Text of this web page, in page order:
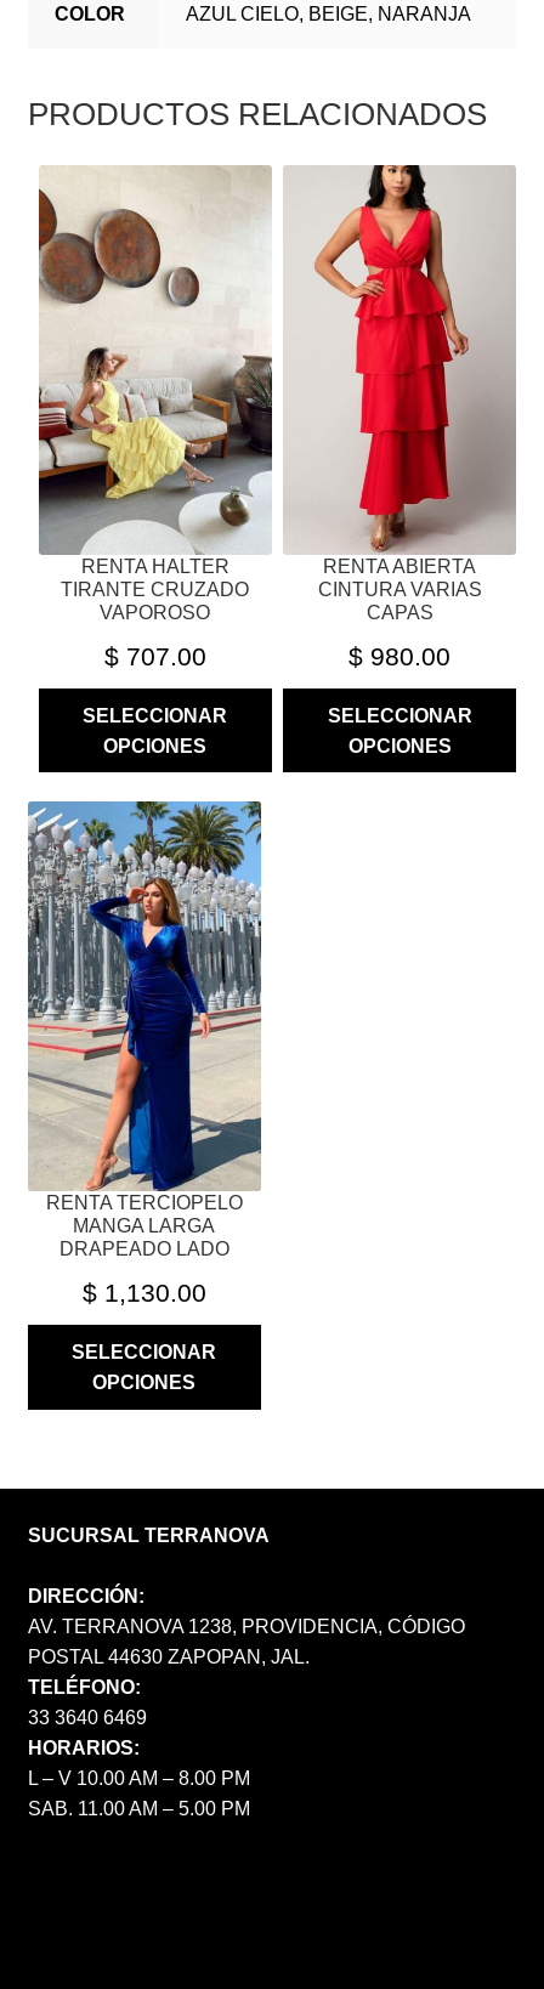
COLOR AZUL CIELO, BEIGE, NARANJA
PRODUCTOS RELACIONADOS
RENTA HALTER
TIRANTE CRUZADO
VAPOROSO
$707.00
SELECCIONAR
OPCIONES
PRODUCTO
TIENE
MÚLTIPLES
VARIANTES.
OPCIONES
SE
PUEDEN
ELEGIR
EN
LA
PÁGINA
PRODUCTO
RENTA ABIERTA
CINTURA VARIAS
CAPAS
$ 980.00
SELECCIONAR
OPCIONES
PRODUCTO
TIENE
MÚLTIPLES
VARIANTES.
OPCIONES
PUEDEN
PRODUCTO
RENTA TERCIOPELO
MANGA LARGA
DRAPEADO LADO
$1,130.00
SELECCIONAR
OPCIONES
ESTE
PRODUCTO
TIENE
MÚLTIPLES
VARIANTES.
LAS
OPCIONES
SE
PUEDEN
ELEGIR
EN
PÁGINA
DE
PRODUCTO
SUCURSAL TERRANOVA
DIRECCIÓN:
AV. TERRANOVA 1238, PROVIDENCIA, CÓDIGO
POSTAL 44630 ZAPOPAN, JAL.
TELÉFONO:
33 3640 6469
HORARIOS:
L – V 10.00 AM – 8.00 PM
SAB. 11.00 AM – 5.00 PM